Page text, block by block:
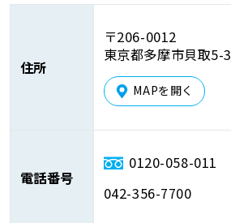
住所
〒206-0012
東京都多摩市貝取5-3
MAPを開く
電話番号
0120-058-011
042-356-7700